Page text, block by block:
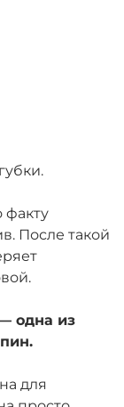
факту
После такой
одна из
для